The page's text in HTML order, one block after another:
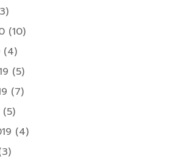
(10)
(4)
(5)
(7)
(5)
(4)